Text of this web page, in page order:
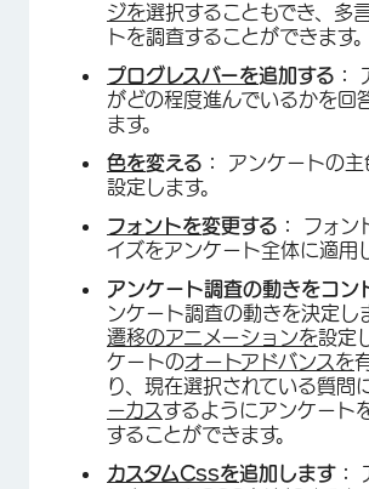
ジを選択することもでき、多
トを調査することができます。
プログレスバーを追加する：
がどの程度進んでいるかを回
ます。
色を変える：
アンケートの
設定します。
フォントを変更する：
フォン
イズをアンケート全体に適用
アンケート調査の動きをコン
ンケート調査の動きを決定し
遷移のアニメーションを設定
ケートのオートアドバンスを
り、現在選択されている質問
ーカスするようにアンケート
することができます。
カスタムCssを追加します：